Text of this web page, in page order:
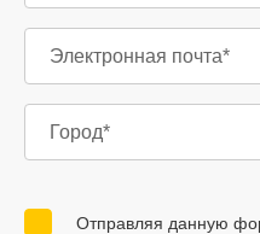
Отправляя данную